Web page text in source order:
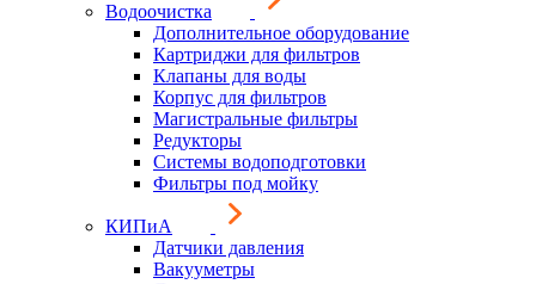
Водоочистка
Дополнительное оборудование
Картриджи для фильтров
Клапаны для воды
Корпус для фильтров
Магистральные фильтры
Редукторы
Системы водоподготовки
Фильтры под мойку
КИПиА
Датчики давления
Вакууметры